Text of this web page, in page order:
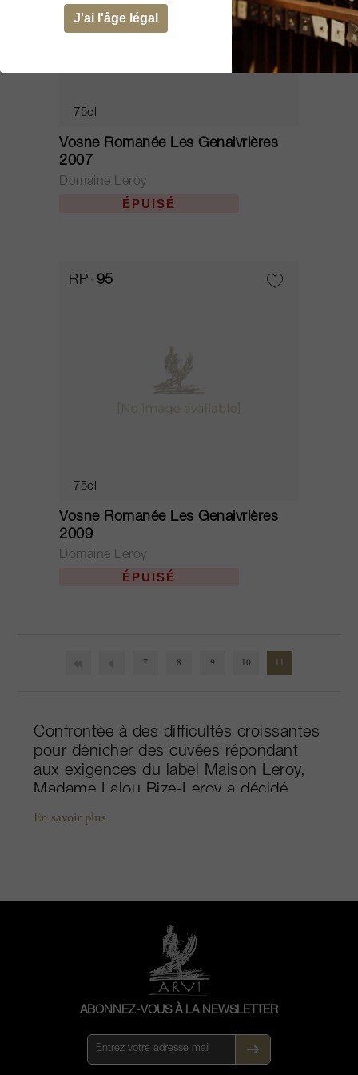
75cl
Vosne Romanée Les Genaivrières
2007
Domaine Leroy
ÉPUISÉ
RP 95
75cl
Vosne Romanée Les Genaivrières
2009
Domaine Leroy
ÉPUISÉ
7 8 9 10
Confrontée à des difficultés croissantes
pour dénicher des cuvées répondant
aux exigences du label Maison Leroy,
Madame Lalou Bize-Leroy a décidé
d’acheter ses propres vignes. D’où la
fondation en 1988, du Domaine Leroy,
situés essentiellement dans des zones
classées Grand Cru et Premier Cru.
Madame Lalou Bize-Leroy est
intimement convaincue que tout est
vivant – depuis les sols jusqu’aux
raisins, mais aussi l’humanité elle-
d’emblée adopté le principe de la
viticulture biodynamique dans ses
En savoir plus
ABONNEZ-VOUS À LA NEWSLETTER
J'ai l'âge légal